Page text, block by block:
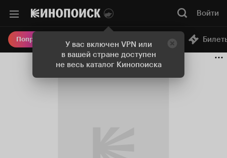
У вас включен VPN или
в вашей стране доступен
не весь каталог Кинопоиска
Войти
Попробовать Плюс Онлайн-кинотеатр